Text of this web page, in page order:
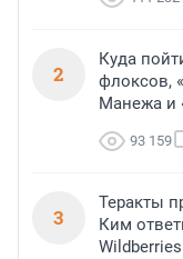
2
Куда
флоксов,
Манежа и
93 159
3
Теракты
Ким
Wildberries